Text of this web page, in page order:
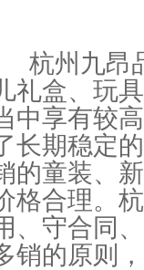
杭州九昂
礼盒、玩
中享有较
长期稳定
的童装、
格合理。
、守合同
销的原则